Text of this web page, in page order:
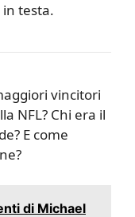
in testa.
vincitori
NFL? Chi era il
E come
di Michael